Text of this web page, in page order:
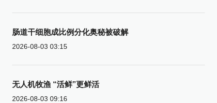
肠道干细胞成比例分化奥秘被破解
2026-08-03 03:15
无人机牧渔 “活鲜”更鲜活
2026-08-03 09:16